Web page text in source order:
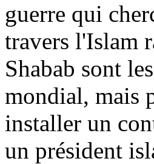
guerre qui
travers l'Islam
Shabab sont
mondial, mais
installer un
un président